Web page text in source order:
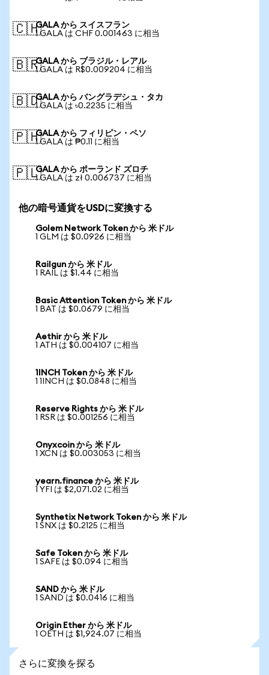
🇨🇭GALA から スイスフラン
1 GALA は CHF 0.001463 に相当
🇧🇷GALA から ブラジル・レアル
1 GALA は R$0.009204 に相当
🇧🇩GALA から バングラデシュ・タカ
1 GALA は ৳0.2235 に相当
🇵🇭GALA から フィリピン・ペソ
1 GALA は ₱0.11 に相当
🇵🇱GALA から ポーランド ズロチ
1 GALA は zł 0.006737 に相当
他の暗号通貨をUSDに変換する
Golem Network Token から 米ドル
1 GLM は $0.0926 に相当
Railgun から 米ドル
1 RAIL は $1.44 に相当
Basic Attention Token から 米ドル
1 BAT は $0.0679 に相当
Aethir から 米ドル
1 ATH は $0.004107 に相当
1INCH Token から 米ドル
1 1INCH は $0.0848 に相当
Reserve Rights から 米ドル
1 RSR は $0.001256 に相当
Onyxcoin から 米ドル
1 XCN は $0.003053 に相当
yearn.finance から 米ドル
1 YFI は $2,071.02 に相当
Synthetix Network Token から 米ドル
1 SNX は $0.2125 に相当
Safe Token から 米ドル
1 SAFE は $0.094 に相当
SAND から 米ドル
1 SAND は $0.0416 に相当
Origin Ether から 米ドル
1 OETH は $1,924.07 に相当
さらに変換を探る